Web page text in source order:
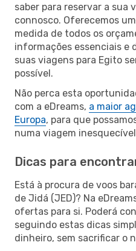
saber para reservar a sua
connosco. Oferecemos
medida de todos os
informações essenciais e
suas viagens para Egito
possível.
Não perca esta
com a eDreams, a maior
Europa, para que
numa viagem
Dicas para
Está à procura de voos
de Jidá (JED)? Na
ofertas para si. Poderá
seguindo estas dicas
dinheiro, sem sacrificar o